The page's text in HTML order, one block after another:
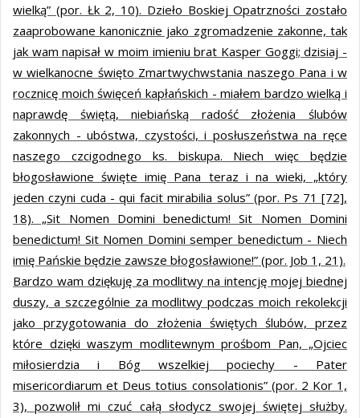
wielką” (por. Łk 2, 10). Dzieło Boskiej Opatrzności zostało
zaaprobowane kanonicznie jako zgromadzenie zakonne, tak
jak wam napisał w moim imieniu brat Kasper Goggi; dzisiaj -
w wielkanocne święto Zmartwychwstania naszego Pana i w
rocznicę moich święceń kapłańskich - miałem bardzo wielką i
naprawdę świętą, niebiańską radość złożenia ślubów
zakonnych - ubóstwa, czystości, i posłuszeństwa na ręce
naszego czcigodnego ks. biskupa. Niech więc będzie
błogosławione święte imię Pana teraz i na wieki, „który
jeden czyni cuda - qui facit mirabilia solus” (por. Ps 71 [72],
18). „Sit Nomen Domini benedictum! Sit Nomen Domini
benedictum! Sit Nomen Domini semper benedictum - Niech
imię Pańskie będzie zawsze błogosławione!” (por. Job 1, 21).
Bardzo wam dziękuję za modlitwy na intencję mojej biednej
duszy, a szczególnie za modlitwy podczas moich rekolekcji
jako przygotowania do złożenia świętych ślubów, przez
które dzięki waszym modlitewnym prośbom Pan, „Ojciec
miłosierdzia i Bóg wszelkiej pociechy - Pater
misericordiarum et Deus totius consolationis” (por. 2 Kor 1,
3), pozwolił mi czuć całą słodycz swojej świętej służby.